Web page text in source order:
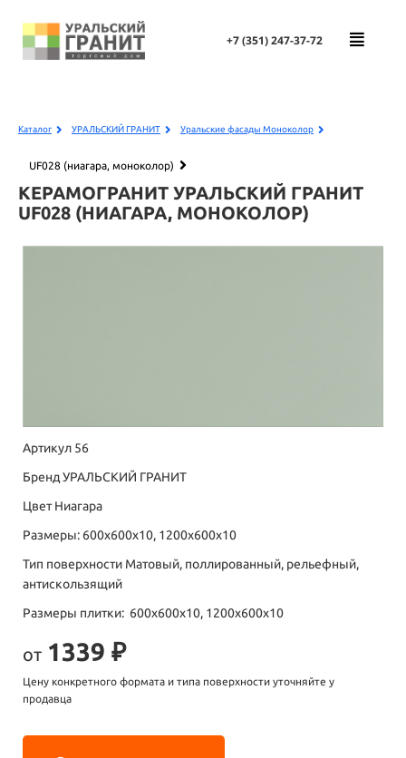
+7 (351)247-37-72
Каталог УРАЛЬСКИЙ ГРАНИТ Уральские фасады Моноколор
UF028 (ниагара, моноколор)
КЕРАМОГРАНИТ УРАЛЬСКИЙ ГРАНИТ
UF028 (НИАГАРА, МОНОКОЛОР)
Артикул 56
Бренд УРАЛЬСКИЙ ГРАНИТ
Цвет Ниагара
Размеры: 600х600х10, 1200х600х10
Тип поверхности Матовый, поллированный, рельефный,
антискользящий
Размеры плитки: 600х600х10, 1200х600х10
от 1339 ₽
Цену конкретного формата и типа поверхности уточняйте у
продавца